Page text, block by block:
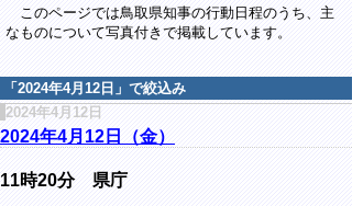
このページでは鳥取県知事の行動日程のうち、主
なものについて写真付きで掲載しています。
「 2024年4月12日 」で絞込み
2024年4月12日
2024年4月12日（金）
11時20分 県庁